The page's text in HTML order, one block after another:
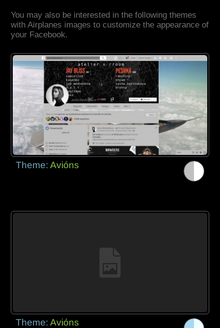
You may also be interested in the following themes
with Airplanes images to customize the appearance of
your Facebook.
Theme:Avións
Theme:Avións